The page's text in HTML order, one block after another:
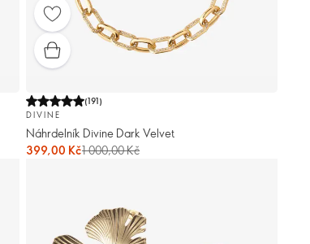
(191)
DIVINE
Náhrdelník Divine Dark Velvet
399,00 Kč1 000,00 Kč